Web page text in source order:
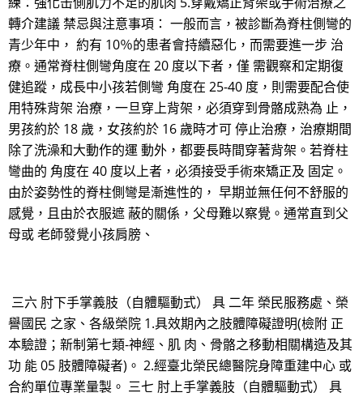
轉介建議 禁忌與注意事項： 一般而言，被診斷為脊柱側彎的
青少年中， 約有 10％的患者會持續惡化，而需要進一步 治
療。通常脊柱側彎角度在 20 度以下者，僅 需觀察和定期復
健追蹤，成長中小孩若側彎 角度在 25-40 度，則需要配合使
用特殊背架 治療，一旦穿上背架，必須穿到骨骼成熟為 止，
男孩約於 18 歲，女孩約於 16 歲時才可 停止治療，治療期間
除了洗澡和大動作的運 動外，都要長時間穿著背架。若脊柱
彎曲的 角度在 40 度以上者，必須接受手術來矯正及 固定。
由於姿勢性的脊柱側彎是漸進性的， 早期並無任何不舒服的
感覺，且由於衣服遮 蔽的關係，父母難以察覺。通常直到父
母或 老師發覺小孩肩膀、
三六 肘下手掌義肢（自體驅動式） 具 二年 榮民服務處、榮
譽國民 之家、各級榮院 1.具效期內之肢體障礙證明(檢附 正
本驗證；新制第七類-神經、肌 肉、骨骼之移動相關構造及其
功 能 05 肢體障礙者)。 2.經臺北榮民總醫院身障重建中心 或
合約單位專業量製。 三七 肘上手掌義肢（自體驅動式） 具